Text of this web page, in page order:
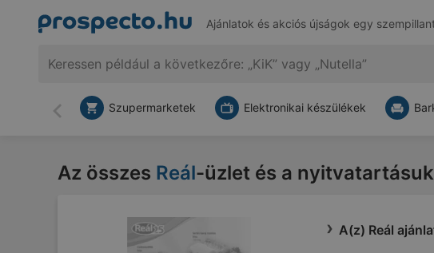
Ajánlatok és akciós újságok egy
Vissza
Szupermarketek Elektronikai készülékek
Az összes Reál-üzlet és a
A(z) Reál